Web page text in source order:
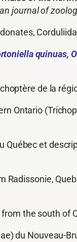
journal of
quinuas,
de la
Ontario
Québec et
Radissonie,
the south of
du Nouveau-